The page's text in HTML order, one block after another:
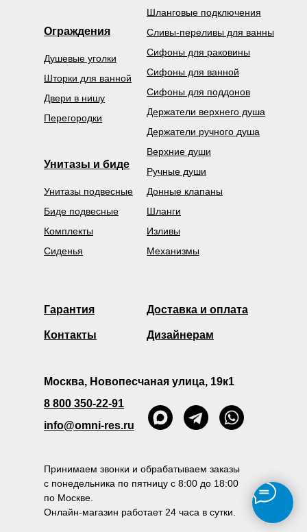
Верхние души
Ручные души
Сифоны для поддонов
Держатели верхнего душа
Держатели ручного душа
Механизмы
Донные клапаны
Шланги
Изливы
Сливы-переливы для ванны
Сифоны для ванной
Шланговые подключения
Сифоны для раковины
Унитазы и биде
Унитазы подвесные
Биде подвесные
Комплекты
Принимаем звонки и обрабатываем заказы
с понедельника по пятницу с 8:00 до 18:00
по Москве.
Онлайн-магазин работает 24 часа в сутки.
Ограждения
Душевые уголки
Шторки для ванной
Двери в нишу
Перегородки
Дизайнерам
Доставка и оплата
Москва, Новопесчаная улица, 19к1
8 800 350-22-91
info@omni-res.ru
Гарантия
Контакты
Сиденья